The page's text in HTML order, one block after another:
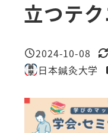
立つテ
投稿日
2024-10-08
著
者
日本鍼灸大学